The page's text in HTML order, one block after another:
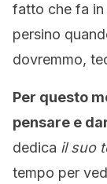
fatto che fa in
persino
dovremmo,
Per questo
pensare e
dedica il suo
tempo per